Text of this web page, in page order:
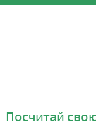
Посчитай